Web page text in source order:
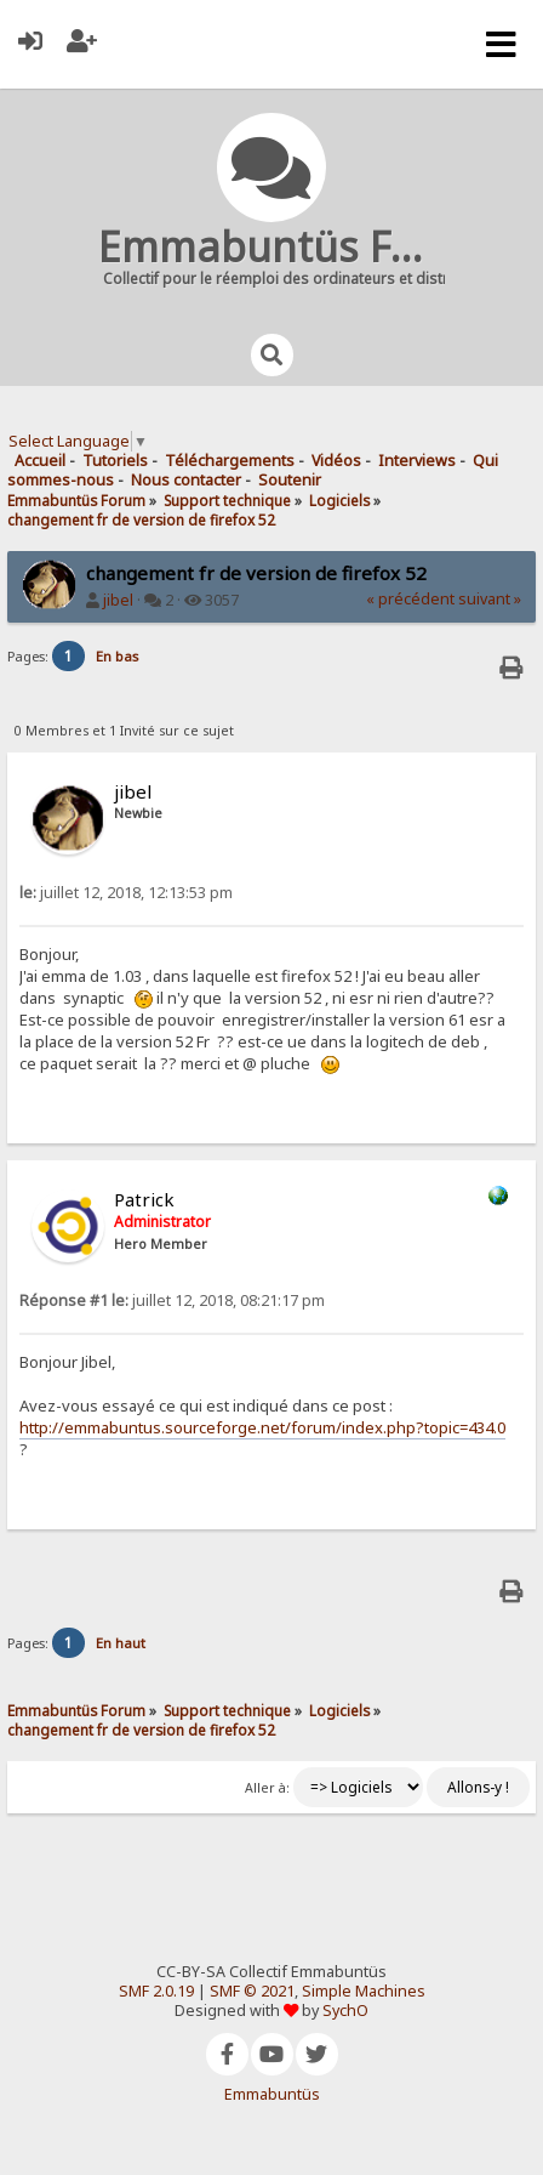
Emmabuntüs Forum
Collectif pour le réemploi des ordinateurs et distribution Linux
Select Language ▼
Accueil - Tutoriels - Téléchargements - Vidéos - Interviews - Qui
sommes-nous - Nous contacter - Soutenir
Emmabuntüs Forum» Support technique» Logiciels»
changement fr de version de firefox 52
changement fr de version de firefox 52
jibel · 2 · 3057 « précédent suivant »
Pages: 1 En bas
0 Membres et 1 Invité sur ce sujet
jibel
Newbie
le:juillet 12, 2018, 12:13:53 pm
Bonjour,
J'ai emma de 1.03 , dans laquelle est firefox 52 ! J'ai eu beau aller
dans synaptic
il n'y que la version 52 , ni esr ni rien d'autre??
Est-ce possible de pouvoir enregistrer/installer la version 61 esr a
la place de la version 52 Fr ?? est-ce ue dans la logitech de deb ,
ce paquet serait la ?? merci et @ pluche
Patrick
Administrator
Hero Member
Réponse #1 le:juillet 12, 2018, 08:21:17 pm
Bonjour Jibel,
Avez-vous essayé ce qui est indiqué dans ce post :
http://emmabuntus.sourceforge.net/forum/index.php?topic=434.0
?
Pages: 1 En haut
Emmabuntüs Forum» Support technique» Logiciels»
changement fr de version de firefox 52
Aller à:
CC-BY-SA Collectif Emmabuntüs
SMF 2.0.19| SMF © 2021,Simple Machines
Designed with
bySychO
Emmabuntüs